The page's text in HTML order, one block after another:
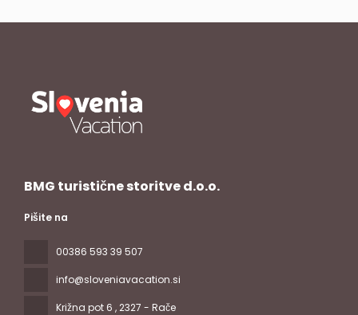
BMG turistične storitve d.o.o.
Pišite na
00386 593 39 507
info@sloveniavacation.si
Križna pot 6 , 2327 - Rače